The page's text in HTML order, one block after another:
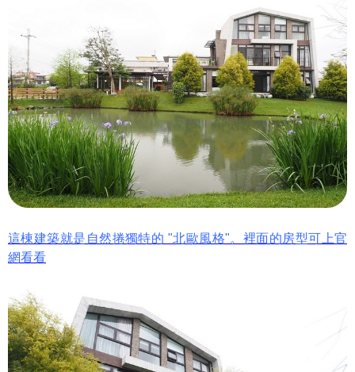
這棟建築就是自然捲獨特的 "北歐風格"。裡面的房型可上官
網看看